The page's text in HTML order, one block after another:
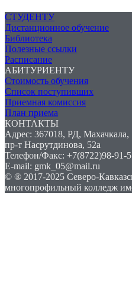
СТУДЕНТУ
Дистанционное обучение
Библиотека
Полезные ссылки
Расписание
АБИТУРИЕНТУ
Стоимость обучения
Список поступивших
Приемная комиссия
План приема
КОНТАКТЫ
Адрес: 367018, РД, Махачкала,
пр-т Насрутдинова, 52а
Телефон/Факс: +7(8722)98-91-
E-mail: gmk_05@mail.ru
© ® 2017-2025 Северо-
многопрофильный колледж